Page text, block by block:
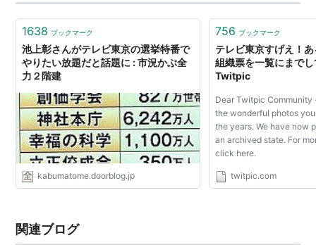
出力
(映像) 50kW
(音声) 12.5kW
10kW
ネットワーク
TXNネットワーク（全6局）
テレビ東京（TX） 関東広域 [静岡伊豆・山梨・長野
の一部]
テレビ大阪（TVO） 大阪府 [兵庫・徳島の一部及
び京都の一部]
テレビ北海道
読んでない）よりも山田五郎さんが亡くなった事の方…
1638 ブックマーク
池上彰さんがテレビ東京の選挙特番で
やりたい放題だと話題に : 市況かぶ全
力２階建
kabumatome.doorblog.jp
756 ブックマーク
テレビ東京すげえ！
組織票を一覧にまで
Twitpic
Dear Twitpic
the wonderful photos
the years. We have now
an archived state. For
click here.
twitpic.com
関連ブログ